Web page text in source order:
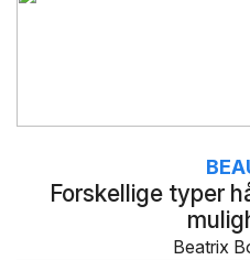
Forskellige typer
Beatrix